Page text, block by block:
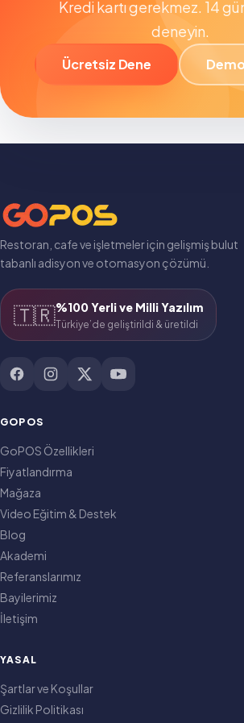
Kredi kartı gerekmez. 14
deneyin.
Ücretsiz Dene
Restoran, cafe ve işletmeler için gelişmiş bulut
tabanlı adisyon ve otomasyon çözümü.
🇹🇷%100 Yerli ve Milli Yazılım
Türkiye’de geliştirildi & üretildi
GOPOS
GoPOS Özellikleri
Fiyatlandırma
Mağaza
Video Eğitim & Destek
Blog
Akademi
Referanslarımız
Bayilerimiz
İletişim
YASAL
Şartlar ve Koşullar
Gizlilik Politikası